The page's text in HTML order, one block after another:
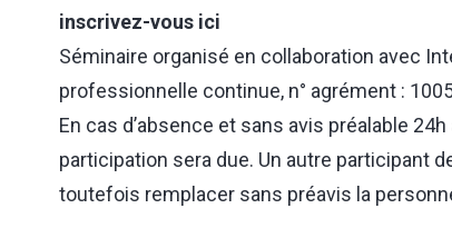
inscrivez-vous ici
Séminaire organisé en collaboration avec
professionnelle continue, n° agrément :
En cas d’absence et sans avis préalable
participation sera due. Un autre participant
toutefois remplacer sans préavis la